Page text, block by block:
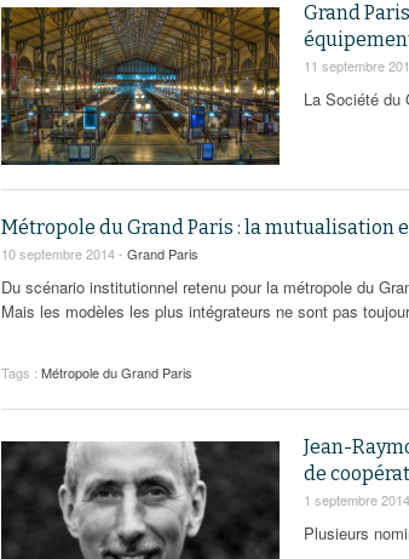
Grand
11 septembre
La Société
Métropole du Grand Paris : la mutualisation
10 septembre 2014 - Grand Paris
Du scénario institutionnel retenu pour la métropole du
Mais les modèles les plus intégrateurs ne sont pas
Tags : Métropole du Grand Paris
Jean-
de
1 septembre
Plusieurs